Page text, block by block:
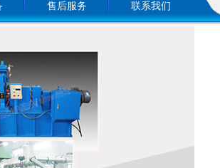
售后服务 联系我们